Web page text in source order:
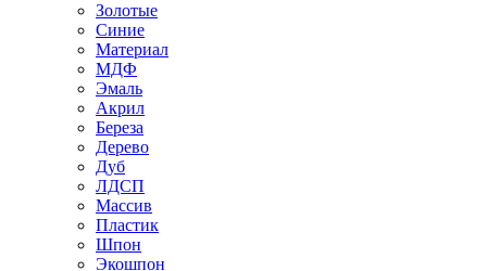
Золотые
Синие
Материал
МДФ
Эмаль
Акрил
Береза
Дерево
Дуб
ЛДСП
Массив
Пластик
Шпон
Экошпон